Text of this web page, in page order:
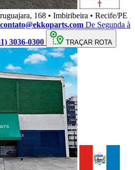
168 • Imbiribeira • Recife/PE
contato@ekkoparts.com De Segunda à
3036-0300 TRAÇAR ROTA